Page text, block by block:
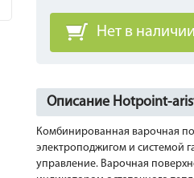
Нет в наличии
Описание Hotpoint-
Комбинированная варочная
электроподжигом и системой
управление. Варочная